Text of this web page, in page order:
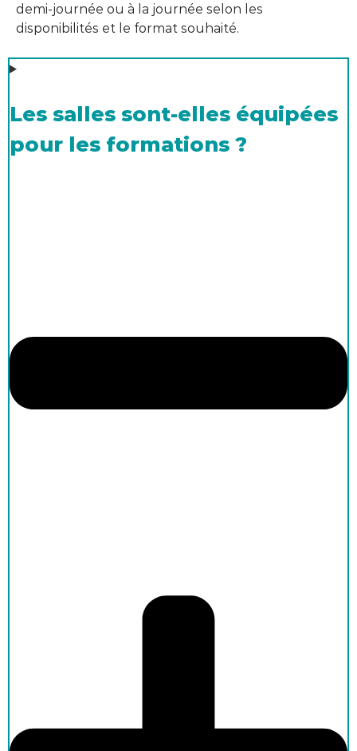
demi-journée ou à la journée selon les
disponibilités et le format souhaité.
Les salles sont-elles équipées
pour les formations ?